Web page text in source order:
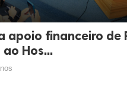
apoio financeiro de
Hos...